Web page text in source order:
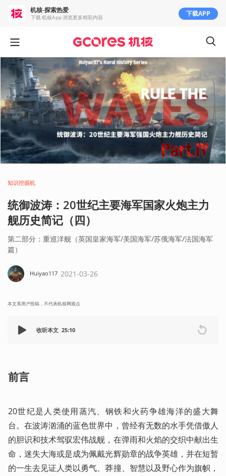
知识挖掘机
统御波涛：20世纪主要海军国家火炮主力
舰历史简记（四）
第二部分：重巡洋舰（英国皇家海军/美国海军/苏俄海军/法国海军
篇）
Huiyao117 2021-03-26
本文系用户投稿，不代表机核网观点
收听本文 25:10
前言
20世纪是人类使用蒸汽、钢铁和火药争雄海洋的盛大舞
台。在波涛汹涌的蓝色世界中，曾经有无数的水手凭借傲人
的胆识和技术驾驭宏伟战舰，在弹雨和火焰的交织中献出生
命，迷失大海或是成为佩戴光辉勋章的战争英雄，并在短暂
的一生去见证人类以勇气、莽撞、智慧以及野心作为旗帜，
机核-探索热爱
下载 机核App 浏览更多精彩内容 下载APP